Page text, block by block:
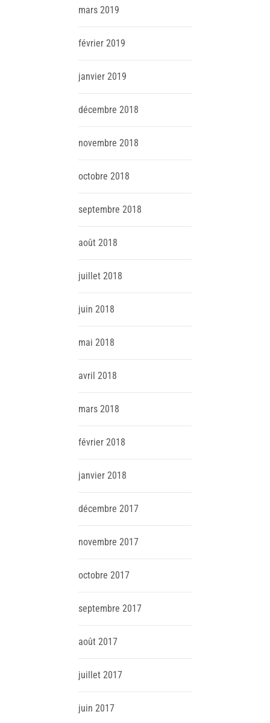
mars 2019
février 2019
janvier 2019
décembre 2018
novembre 2018
octobre 2018
septembre 2018
août 2018
juillet 2018
juin 2018
mai 2018
avril 2018
mars 2018
février 2018
janvier 2018
décembre 2017
novembre 2017
octobre 2017
septembre 2017
août 2017
juillet 2017
juin 2017